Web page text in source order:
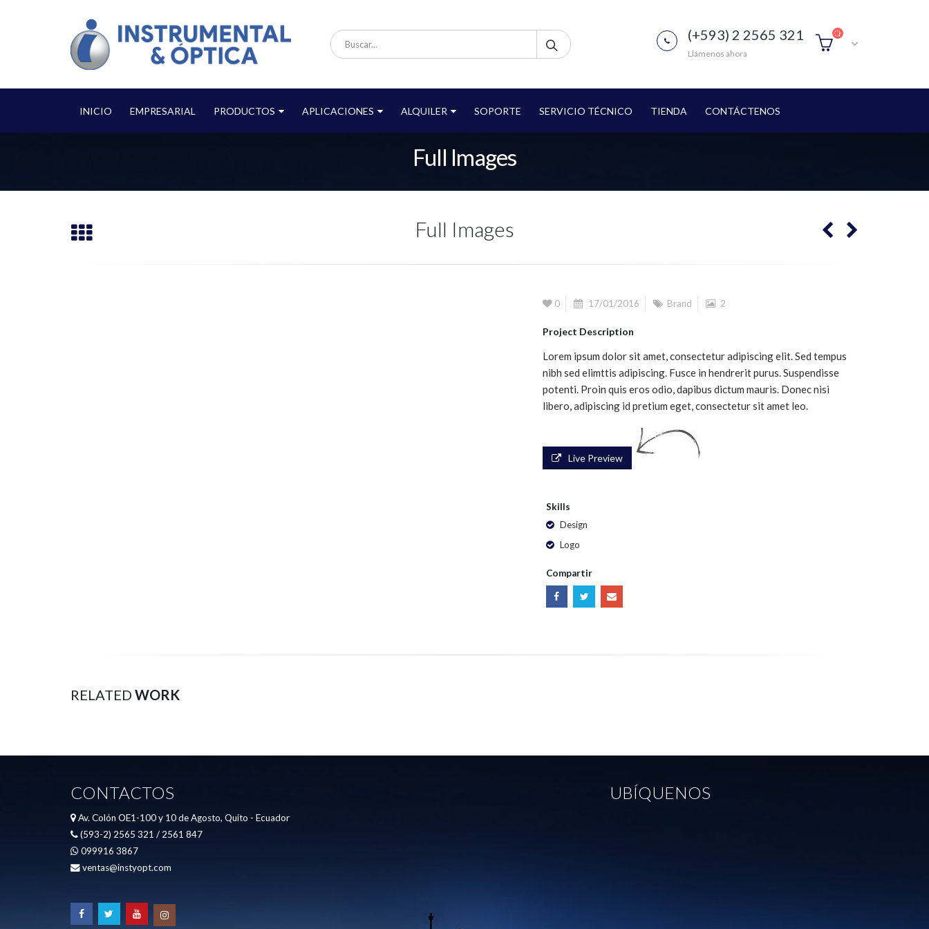
(+593) 2 2565 321
Llámenos ahora
INICIO EMPRESARIAL PRODUCTOS APLICACIONES ALQUILER SOPORTE SERVICIO TÉCNICO TIENDA CONTÁCTENOS
Full Images
Full Images
0 17/01/2016 Brand 2
Project Description
Lorem ipsum dolor sit amet, consectetur adipiscing elit. Sed tempus
nibh sed elimttis adipiscing. Fusce in hendrerit purus. Suspendisse
potenti. Proin quis eros odio, dapibus dictum mauris. Donec nisi
libero, adipiscing id pretium eget, consectetur sit amet leo.
Live Preview
Skills
Design
Logo
Compartir
RELATED WORK
CONTACTOS
Av. Colón OE1-100 y 10 de Agosto, Quito - Ecuador
(593-2) 2565 321 / 2561 847
099916 3867
ventas@instyopt.com
UBÍQUENOS